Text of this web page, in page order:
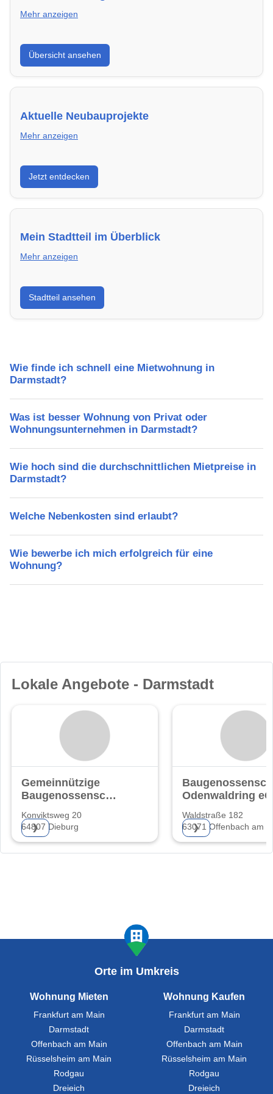
Mehr anzeigen
Hier findest du die wichtigsten Anbieter in Darmstadt
– von Genossenschaften bis zu privaten Vermietern.
Übersicht ansehen
Aktuelle Neubauprojekte
Mehr anzeigen
Entdecke Neubauprojekte in Darmstadt – modern,
energieeffizient und sofort bezugsfertig.
Jetzt entdecken
Mein Stadtteil im Überblick
Mehr anzeigen
Erfahre mehr über deinen Stadtteil in Darmstadt:
Lebensqualität, Verkehrsanbindung, Schulen,
Freizeitmöglichkeiten und Mietpreise.
Stadtteil ansehen
Wie finde ich schnell eine Mietwohnung in
Darmstadt?
Was ist besser Wohnung von Privat oder
Wohnungsunternehmen in Darmstadt?
Wie hoch sind die durchschnittlichen Mietpreise in
Darmstadt?
Welche Nebenkosten sind erlaubt?
Wie bewerbe ich mich erfolgreich für eine
Wohnung?
Lokale Angebote - Darmstadt
Gemeinnützige
Baugenossenschaft
Konviktsweg 20
64807 Dieburg
❯
Odenwaldring eG
Waldstraße 182
63071 Offenbach am
❯
Orte im Umkreis
Wohnung Mieten
Frankfurt am Main
Darmstadt
Offenbach am Main
Rüsselsheim am Main
Rodgau
Dreieich
Wohnung Kaufen
Frankfurt am Main
Darmstadt
Offenbach am Main
Rüsselsheim am Main
Rodgau
Dreieich